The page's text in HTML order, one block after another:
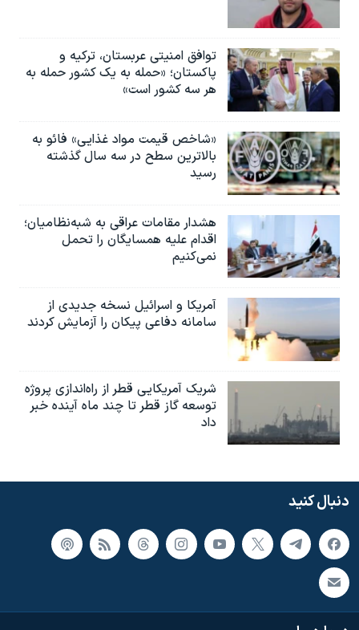
توافق امنیتی عربستان، ترکیه و
پاکستان؛ «حمله به یک کشور حمله به
هر سه کشور است»
«شاخص قیمت مواد غذایی» فائو به
بالاترین سطح در سه سال گذشته
رسید
هشدار مقامات عراقی به شبه‌نظامیان؛
اقدام علیه همسایگان را تحمل
نمی‌کنیم
آمریکا و اسرائیل نسخه جدیدی از
سامانه دفاعی پیکان را آزمایش کردند
شریک آمریکایی قطر از راه‌اندازی پروژه
توسعه گاز قطر تا چند ماه آینده خبر
داد
دنبال کنید